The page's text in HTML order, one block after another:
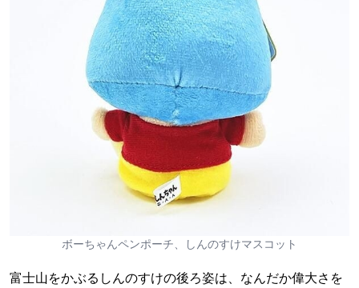
ボーちゃんペンポーチ、しんのすけマスコット
富士山をかぶるしんのすけの後ろ姿は、なんだか偉大さを